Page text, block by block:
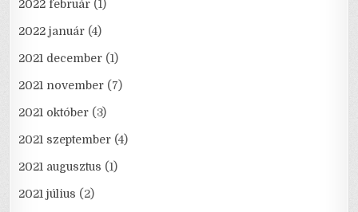
2022 február (1)
2022 január (4)
2021 december (1)
2021 november (7)
2021 október (3)
2021 szeptember (4)
2021 augusztus (1)
2021 július (2)